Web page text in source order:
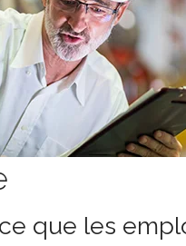
que les